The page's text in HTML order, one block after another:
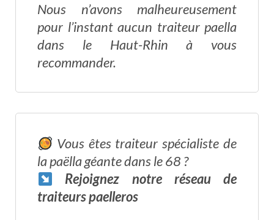
Nous n’avons malheureusement
pour l’instant aucun traiteur paella
dans le Haut-Rhin à vous
recommander.
Vous êtes traiteur spécialiste de
la paëlla géante dans le 68 ?
Rejoignez notre réseaude
traiteurs paelleros